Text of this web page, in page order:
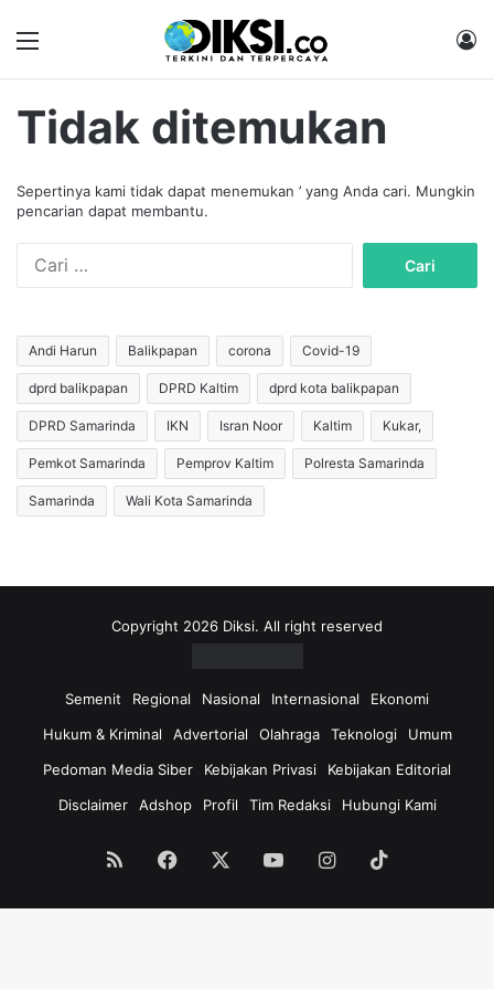
Tidak ditemukan
Sepertinya kami tidak dapat menemukan ’ yang Anda cari. Mungkin
pencarian dapat membantu.
u
n
t
u
k
:
Andi Harun Balikpapan corona Covid-19
dprd balikpapan DPRD Kaltim dprd kota balikpapan
DPRD Samarinda IKN Isran Noor Kaltim Kukar,
Pemkot Samarinda Pemprov Kaltim Polresta Samarinda
Samarinda Wali Kota Samarinda
Copyright 2026 Diksi. All right reserved
Semenit Regional Nasional Internasional
Ekonomi
Hukum & Kriminal
Advertorial Olahraga Teknologi
Umum
Pedoman Media Siber
Kebijakan Privasi
Kebijakan Editorial
Disclaimer
Adshop Profil Tim Redaksi Hubungi Kami
RSS Facebook YouTubeInstagram